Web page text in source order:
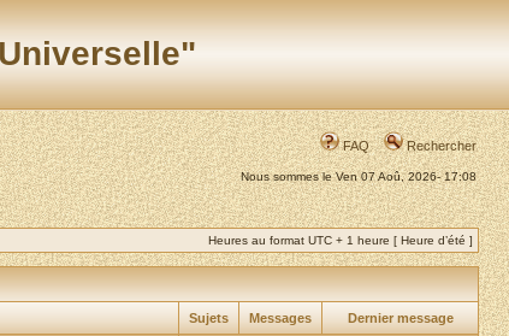
FAQ Rechercher
Nous sommes le Ven 07 Aoû, 2026- 17:08
Heures au format UTC + 1 heure [ Heure d’été ]
Sujets Messages Dernier message